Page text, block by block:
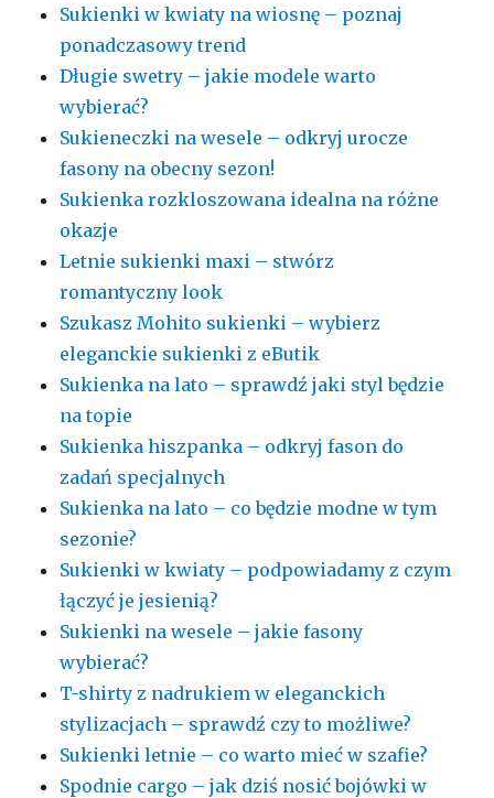
Sukienki w kwiaty na wiosnę – poznaj
ponadczasowy trend
Długie swetry – jakie modele warto
wybierać?
Sukieneczki na wesele – odkryj urocze
fasony na obecny sezon!
Sukienka rozkloszowana idealna na różne
okazje
Letnie sukienki maxi – stwórz
romantyczny look
Szukasz Mohito sukienki – wybierz
eleganckie sukienki z eButik
Sukienka na lato – sprawdź jaki styl będzie
na topie
Sukienka hiszpanka – odkryj fason do
zadań specjalnych
Sukienka na lato – co będzie modne w tym
sezonie?
Sukienki w kwiaty – podpowiadamy z czym
łączyć je jesienią?
Sukienki na wesele – jakie fasony
wybierać?
T-shirty z nadrukiem w eleganckich
stylizacjach – sprawdź czy to możliwe?
Sukienki letnie – co warto mieć w szafie?
Spodnie cargo – jak dziś nosić bojówki w